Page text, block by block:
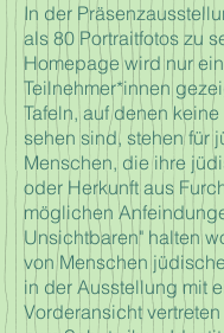
In der
als 80 Portraitfotos zu
Homepage wird nur
Teilnehmer*innen
Tafeln, auf denen
sehen sind, stehen für
Menschen, die ihre
oder Herkunft aus
möglichen
Unsichtbaren" halten
von Menschen
in der Ausstellung mit
Vorderansicht